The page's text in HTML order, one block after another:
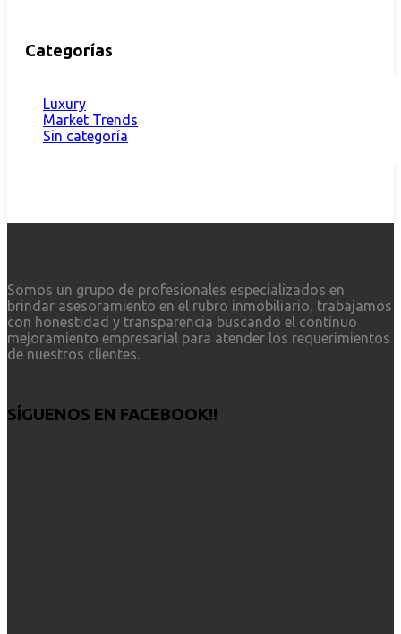
Categorías
Luxury
Market Trends
Sin categoría
Somos un grupo de profesionales especializados en
brindar asesoramiento en el rubro inmobiliario, trabajamos
con honestidad y transparencia buscando el contínuo
mejoramiento empresarial para atender los requerimientos
de nuestros clientes.
SÍGUENOS EN FACEBOOK!!